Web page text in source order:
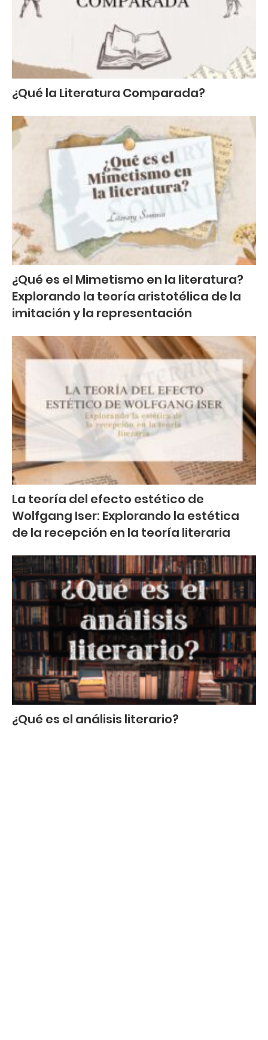
¿Qué la Literatura Comparada?
¿Qué es el Mimetismo en la literatura?
Explorando la teoría aristotélica de la
imitación y la representación
La teoría del efecto estético de
Wolfgang Iser: Explorando la estética
de la recepción en la teoría literaria
¿Qué es el análisis literario?